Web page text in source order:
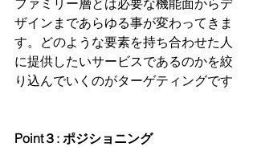
ザインまであらゆる事が変わってきま
す。どのような要素を持ち合わせた人
に提供したいサービスであるのかを絞
り込んでいくのがターゲティングです
Point３: ポジショニング